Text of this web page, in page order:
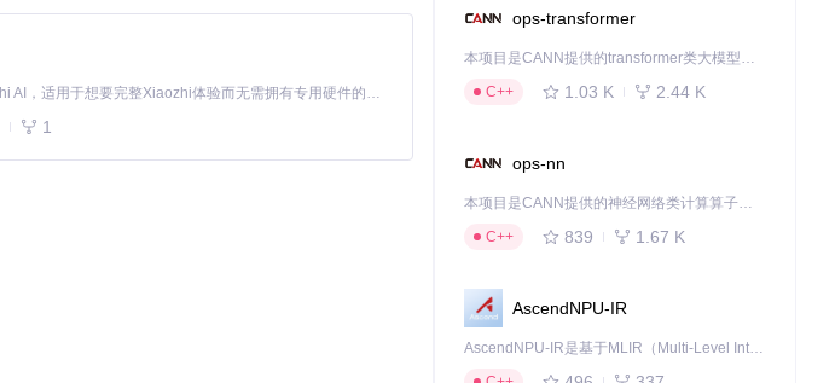
基于Python的Xiaozhi AI，适用于想要完整Xiaozhi体验而无需拥有专用硬件的用户。
1
ops-transformer
本项目是CANN提供的transformer类大模型算子库，实现网络在NPU上加速计算。
C++
1.03 K 2.44 K
ops-nn
本项目是CANN提供的神经网络类计算算子库，实现网络在NPU上加速计算。
C++
839 1.67 K
AscendNPU-IR
AscendNPU-IR是基于MLIR（Multi-Level Intermediate Representation）构建的，面向昇腾亲和算子编译时使用的中间表示，提供昇腾完备表达能力，通过编译优化提升昇腾AI处理器计算效率，支持通过生态框架使能昇腾AI处理器与深度调优